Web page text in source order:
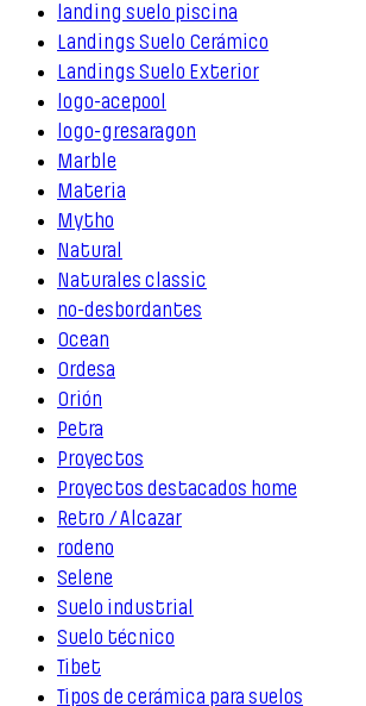
landing suelo piscina
Landings Suelo Cerámico
Landings Suelo Exterior
logo-acepool
logo-gresaragon
Marble
Materia
Mytho
Natural
Naturales classic
no-desbordantes
Ocean
Ordesa
Orión
Petra
Proyectos
Proyectos destacados home
Retro / Alcazar
rodeno
Selene
Suelo industrial
Suelo técnico
Tibet
Tipos de cerámica para suelos